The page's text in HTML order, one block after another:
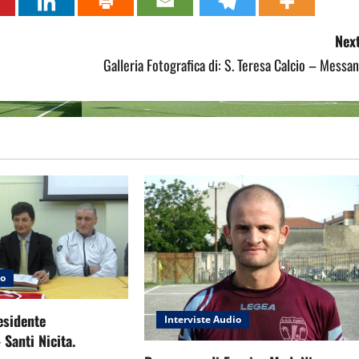
Galleria Fotografica di: S. Teresa Calcio –
Santi Nicita.
Interviste Audio